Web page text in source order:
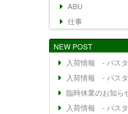
ABU
仕事
NEW POST
入荷情報 - バス
入荷情報 - バス
臨時休業のお知ら
入荷情報 - バス